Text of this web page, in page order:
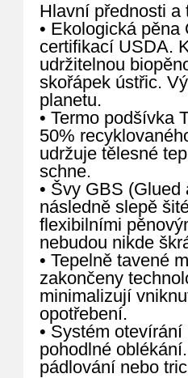
Hlavní přednosti a
• Ekologická
certifikací USDA.
udržitelnou
skořápek ústřic.
planetu.
• Termo podšívka
50%
udržuje tělesné
schne.
• Švy GBS
následně slepě
flexibilními
nebudou nikde
• Tepelně tavené
zakončeny
minimalizují
opotřebení.
• Systém
pohodlné
pádlování nebo